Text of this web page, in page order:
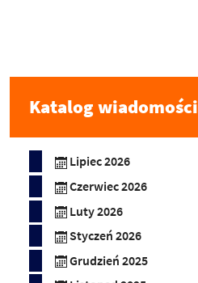
Katalog wiadomości
Lipiec 2026
Czerwiec 2026
Luty 2026
Styczeń 2026
Grudzień 2025